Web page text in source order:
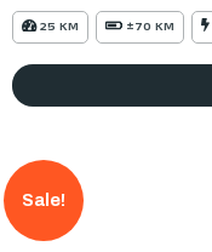
25 KM ±70 KM
Sale!